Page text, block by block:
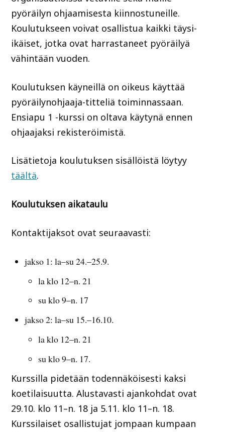
pyöräilyn ohjaamisesta kiinnostuneille.
Koulutukseen voivat osallistua kaikki täysi-
ikäiset, jotka ovat harrastaneet pyöräilyä
vähintään vuoden.
Koulutuksen käyneillä on oikeus käyttää
pyöräilynohjaaja-titteliä toiminnassaan.
Ensiapu 1 -kurssi on oltava käytynä ennen
ohjaajaksi rekisteröimistä.
Lisätietoja koulutuksen sisällöistä löytyy
täältä.
Koulutuksen aikataulu
Kontaktijaksot ovat seuraavasti:
jakso 1: la–su 24.–25.9.
la klo 12–n. 21
su klo 9–n. 17
jakso 2: la–su 15.–16.10.
la klo 12–n. 21
su klo 9–n. 17.
Kurssilla pidetään todennäköisesti kaksi
koetilaisuutta. Alustavasti ajankohdat ovat
29.10. klo 11–n. 18 ja 5.11. klo 11–n. 18.
Kurssilaiset osallistujat jompaan kumpaan